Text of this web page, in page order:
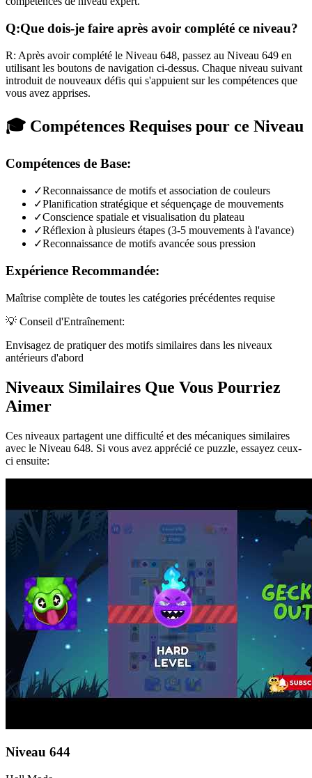
Q:Que dois-je faire après avoir complété ce niveau?
R: Après avoir complété le Niveau 648, passez au Niveau 649 en
utilisant les boutons de navigation ci-dessus. Chaque niveau suivant
introduit de nouveaux défis qui s'appuient sur les compétences que
vous avez apprises.
🎓 Compétences Requises pour ce Niveau
Compétences de Base:
✓Reconnaissance de motifs et association de couleurs
✓Planification stratégique et séquençage de mouvements
✓Conscience spatiale et visualisation du plateau
✓Réflexion à plusieurs étapes (3-5 mouvements à l'avance)
✓Reconnaissance de motifs avancée sous pression
Expérience Recommandée:
Maîtrise complète de toutes les catégories précédentes requise
💡 Conseil d'Entraînement:
Envisagez de pratiquer des motifs similaires dans les niveaux
antérieurs d'abord
Niveaux Similaires Que Vous Pourriez
Aimer
Ces niveaux partagent une difficulté et des mécaniques similaires
avec le Niveau 648. Si vous avez apprécié ce puzzle, essayez ceux-
ci ensuite:
Niveau 644